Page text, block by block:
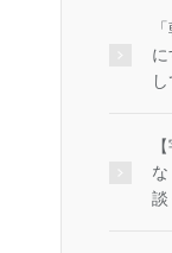
談